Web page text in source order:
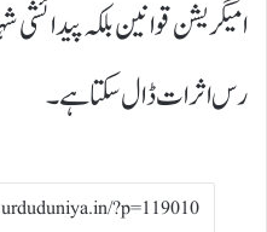
امیگریشن قوانین بلکہ
رس اثرات ڈال سکتا ہے۔